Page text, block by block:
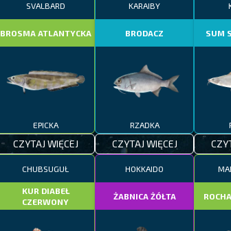
SVALBARD
BROSMA ATLANTYCKA
EPICKA
CZYTAJ WIĘCEJ
KARAIBY
BRODACZ
RZADKA
CZYTAJ WIĘCEJ
SUM
CHUBSUGUŁ
KUR DIABEŁ
CZERWONY
HOKKAIDO
ŻABNICA ŻÓŁTA